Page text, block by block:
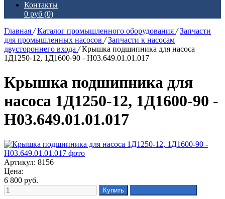
Контакты
0 руб (0)
Главная / Каталог промышленного оборудования / Запчасти
для промышленных насосов / Запчасти к насосам
двустороннего входа / Крышка подшипника для насоса
1Д1250-12, 1Д1600-90 - Н03.649.01.01.017
Крышка подшипника для
насоса 1Д1250-12, 1Д1600-90 -
Н03.649.01.01.017
Артикул: 8156
Цена:
6 800 руб.